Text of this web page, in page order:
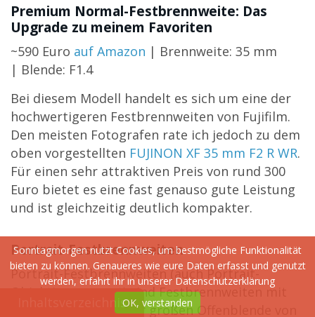
Premium Normal-Festbrennweite: Das
Upgrade zu meinem Favoriten
~590 Euro auf Amazon | Brennweite: 35 mm
| Blende: F1.4
Bei diesem Modell handelt es sich um eine der
hochwertigeren Festbrennweiten von Fujifilm.
Den meisten Fotografen rate ich jedoch zu dem
oben vorgestellten FUJINON XF 35 mm F2 R WR.
Für einen sehr attraktiven Preis von rund 300
Euro bietet es eine fast genauso gute Leistung
und ist gleichzeitig deutlich kompakter.
Portrait-Festbrennweiten
Portrait-Festbrennweiten (auch Portrait-
Objektive genannt) sind Festbrennweiten mit
circa 50 mm und einer großen Offenblende von
Inhaltsverzeichnis
Sonntagmorgen nutzt Cookies, um bestmögliche Funktionalität
bieten zu können. Genaueres wie eure Daten erfasst und genutzt
werden, erfahrt ihr in unserer Datenschutzerklärung
OK, verstanden